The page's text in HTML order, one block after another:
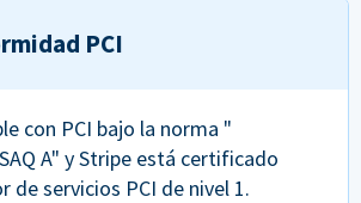
PCI
con PCI bajo la norma "
A" y Stripe está certificado
de servicios PCI de nivel 1.